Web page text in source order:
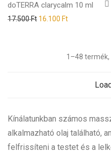
doTERRA clarycalm 10 ml
17.500Ft 16.100 Ft
1–48 termék,
Kínálatunkban számos
alkalmazható olaj található,
felfrissíteni a testet és a